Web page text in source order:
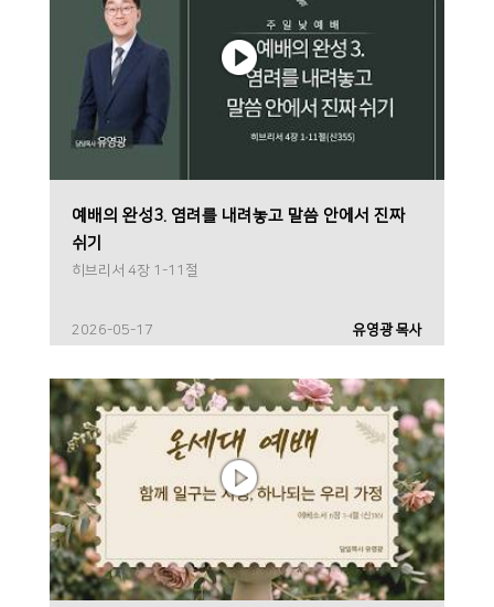
예배의 완성3. 염려를 내려놓고 말씀 안에서 진짜
쉬기
히브리서 4장 1-11절
2026-05-17 유영광 목사